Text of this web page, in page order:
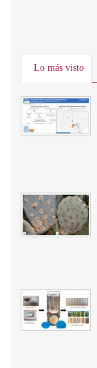
Lo más visto